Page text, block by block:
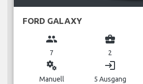
FORD GALAXY
group
7
business_center
2
miscellaneous_services
Manuell
login
5 Ausgang